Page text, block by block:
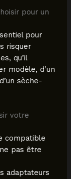
pour un
pour
risquer
qu’il
modèle, d’un
sèche-
votre
compatible
pas être
adaptateurs